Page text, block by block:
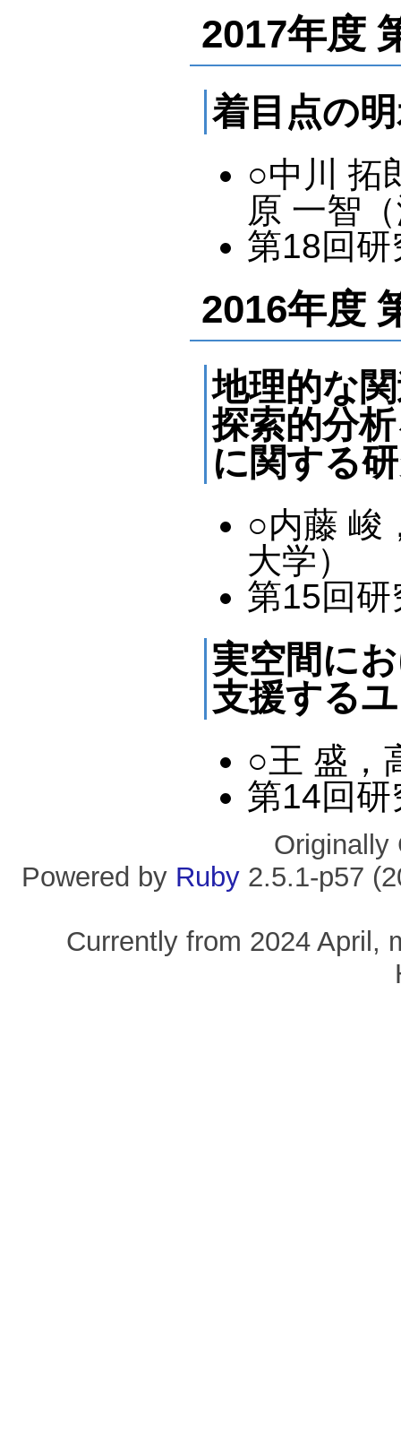
2017年度
着目点の
○中川 拓
原 一智
第18回
2016年度
地理的な
探索的分
に関する
○内藤 峻
大学）
第15回
実空間に
支援する
○王 盛，
第14回
Powered by Ruby 2.5.1-p57
Currently from 2024 April,